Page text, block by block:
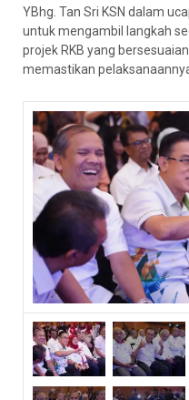
YBhg. Tan Sri KSN dalam
untuk mengambil langkah
projek RKB yang
memastikan